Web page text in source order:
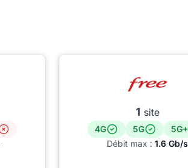
1 site
4G 5G
5G+
Débit max : 1.6 Gb/s